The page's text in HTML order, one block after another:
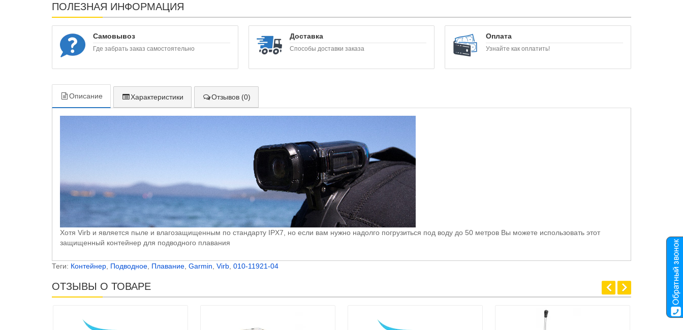
ПОЛЕЗНАЯ ИНФОРМАЦИЯ
Самовывоз
Где забрать заказ самостоятельно
Доставка
Способы доставки заказа
Оплата
Узнайте как оплатить!
Описание Характеристики Отзывов (0)
Хотя Virb и является пыле и влагозащищенным по стандарту IPX7, но если вам нужно надолго погрузиться под воду до 50 метров Вы можете использовать этот
защищенный контейнер для подводного плавания
Теги: Контейнер Подводное Плавание Garmin Virb 010-11921-04
ОТЗЫВЫ О ТОВАРЕ